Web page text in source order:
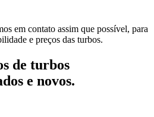
em contato assim que possível, para
e preços das turbos.
de turbos
e novos.